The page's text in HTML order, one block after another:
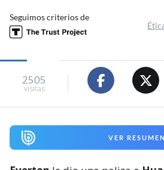
Seguimos criterios de
2505
visitas
VER RESUMEN